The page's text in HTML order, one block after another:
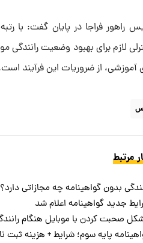
راهور فراجا در پایان گفت: با
لازم برای بهبود وضعیت رانندگی
از ضروریات این فرآیند
مرتبط
بدون گواهینامه چه مجازاتی دارد؟
جدید گواهینامه اعلام شد
صحبت کردن با موبایل هنگام
پایه سوم؛ شرایط + هزینه ثبت